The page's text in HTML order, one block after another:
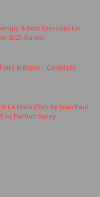
& Best Exercises for
2025 Guide)
& Expos – Complete
Le Male Elixir by Jean Paul
oz Parfum Spray